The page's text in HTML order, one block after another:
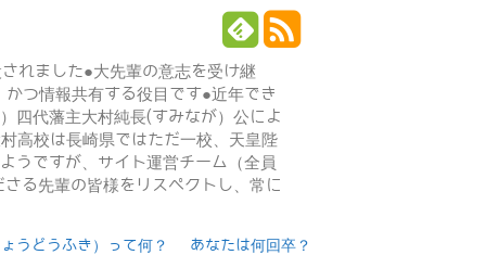
れました●大先輩の意志を受け継
つ情報共有する役目です●近年でき
四代藩主大村純長(すみなが）公によ
高校は長崎県ではただ一校、天皇陛
うですが、サイト運営チーム（全員
る先輩の皆様をリスペクトし、常に
うどうふき）って何？
あなたは何回卒？